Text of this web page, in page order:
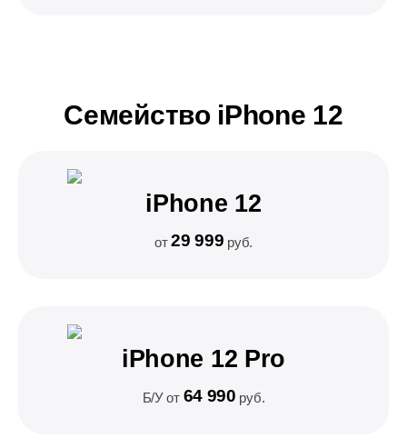
Семейство iPhone 12
iPhone 12
от29 999 руб.
iPhone 12 Pro
Б/У от 64 990 руб.